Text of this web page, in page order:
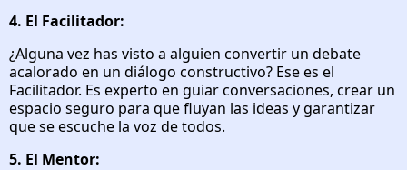
4. El Facilitador:
¿Alguna vez has visto a alguien convertir un debate
acalorado en un diálogo constructivo? Ese es el
Facilitador. Es experto en guiar conversaciones, crear un
espacio seguro para que fluyan las ideas y garantizar
que se escuche la voz de todos.
5. El Mentor: